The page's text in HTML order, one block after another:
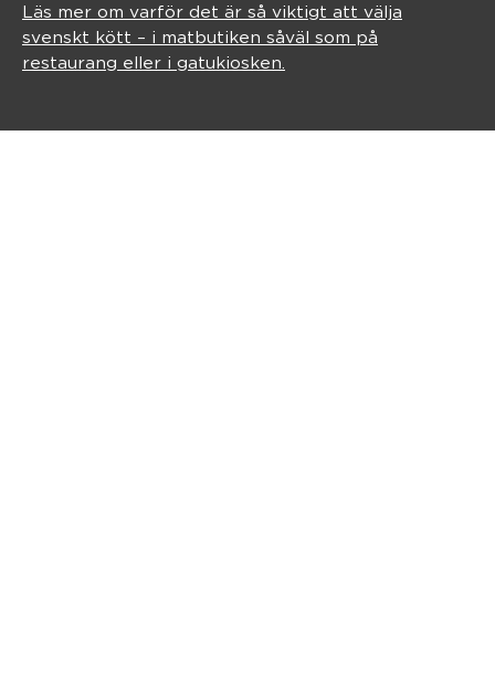
Läs mer om varför det är så viktigt att välja
svenskt kött – i matbutiken såväl som på
restaurang eller i gatukiosken.